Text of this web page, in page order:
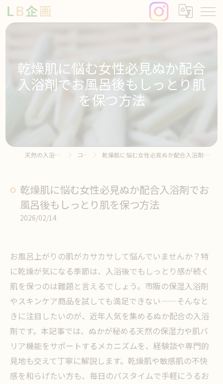
乾燥肌に悩む女性必見ぬか配合
入浴剤でお風呂後もしっとり肌
を保つ方法
天然の入浴剤ならLB企画 コラム 乾燥肌に悩む女性必見ぬか配合入浴剤でお風呂後もしっとり肌を保つ方法
乾燥肌に悩む女性必見ぬか配合入浴剤でお
風呂後もしっとり肌を保つ方法
2026/02/14
お風呂上がりの肌がカサカサして悩んでいませんか？特
に乾燥が気になる季節は、入浴後でもしっとり感が続く
肌を保つのは難題と言えるでしょう。市販の保湿入浴剤
やスキンケア商品を試しても満足できない——そんなと
きに注目したいのが、近年人気を集めるぬか配合の入浴
剤です。本記事では、ぬかが秘める天然の保湿力や肌バ
リア機能をサポートするメカニズムを、経験談や専門的
見地も交えて丁寧に解説します。乾燥肌や敏感肌の不快
感を和らげたい方も、毎日のバスタイムで手軽にうるお